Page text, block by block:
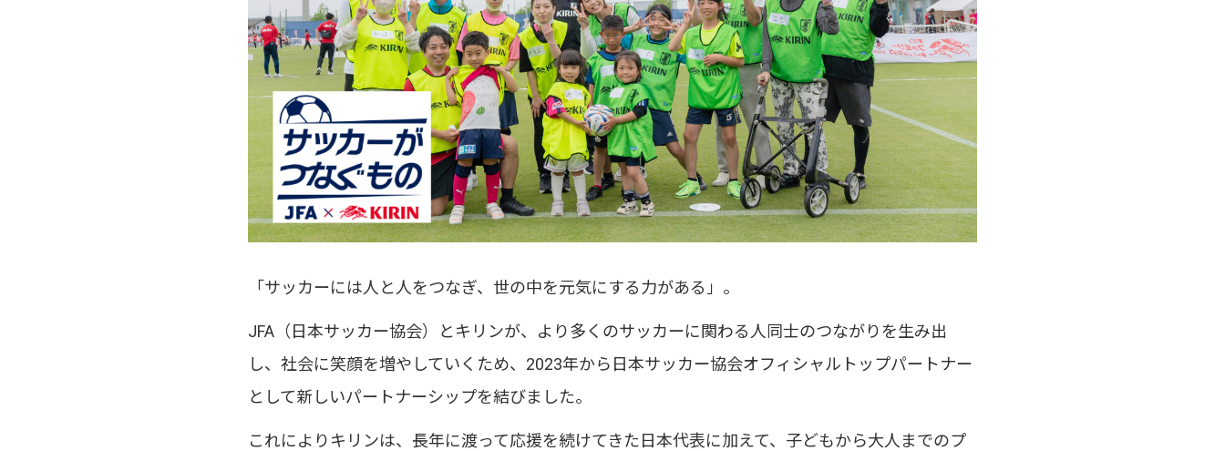
「サッカーには人と人をつなぎ、世の中を元気にする力がある」。
JFA（日本サッカー協会）とキリンが、より多くのサッカーに関わる人同士のつながりを生み出
し、社会に笑顔を増やしていくため、2023年から日本サッカー協会オフィシャルトップパートナー
として新しいパートナーシップを結びました。
これによりキリンは、長年に渡って応援を続けてきた日本代表に加えて、子どもから大人までのプ